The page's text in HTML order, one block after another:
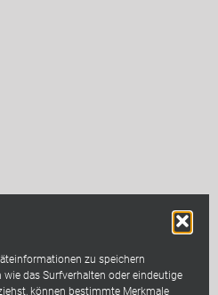
zu speichern
das Surfverhalten oder eindeutige
können bestimmte Merkmale